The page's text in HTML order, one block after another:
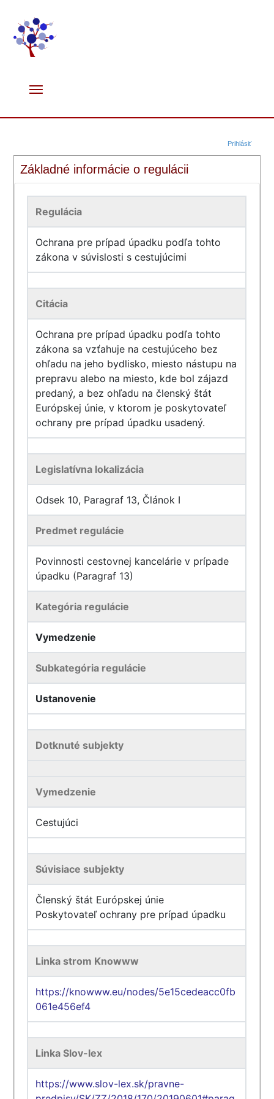
Prihlásiť
Základné informácie o regulácii
Regulácia
Ochrana pre prípad úpadku podľa tohto
zákona v súvislosti s cestujúcimi
Citácia
Ochrana pre prípad úpadku podľa tohto
zákona sa vzťahuje na cestujúceho bez
ohľadu na jeho bydlisko, miesto nástupu na
prepravu alebo na miesto, kde bol zájazd
predaný, a bez ohľadu na členský štát
Európskej únie, v ktorom je poskytovateľ
ochrany pre prípad úpadku usadený.
Legislatívna lokalizácia
Odsek 10, Paragraf 13, Článok I
Predmet regulácie
Povinnosti cestovnej kancelárie v prípade
úpadku (Paragraf 13)
Kategória regulácie
Vymedzenie
Subkategória regulácie
Ustanovenie
Dotknuté subjekty
Vymedzenie
Cestujúci
Súvisiace subjekty
Členský štát Európskej únie
Poskytovateľ ochrany pre prípad úpadku
Linka strom Knowww
https://knowww.eu/nodes/5e15cedeacc0fb
061e456ef4
Linka Slov-lex
https://www.slov-lex.sk/pravne-